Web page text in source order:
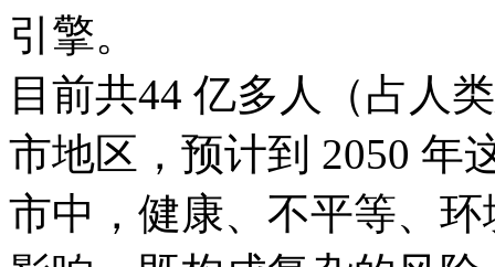
引擎。
目前共44 亿多人（占人
市地区，预计到 2050 年
市中，健康、不平等、